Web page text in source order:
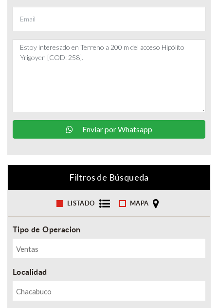
Enviar por Whatsapp
Filtros de Búsqueda
LISTADO MAPA
Tipo de Operacion
Localidad